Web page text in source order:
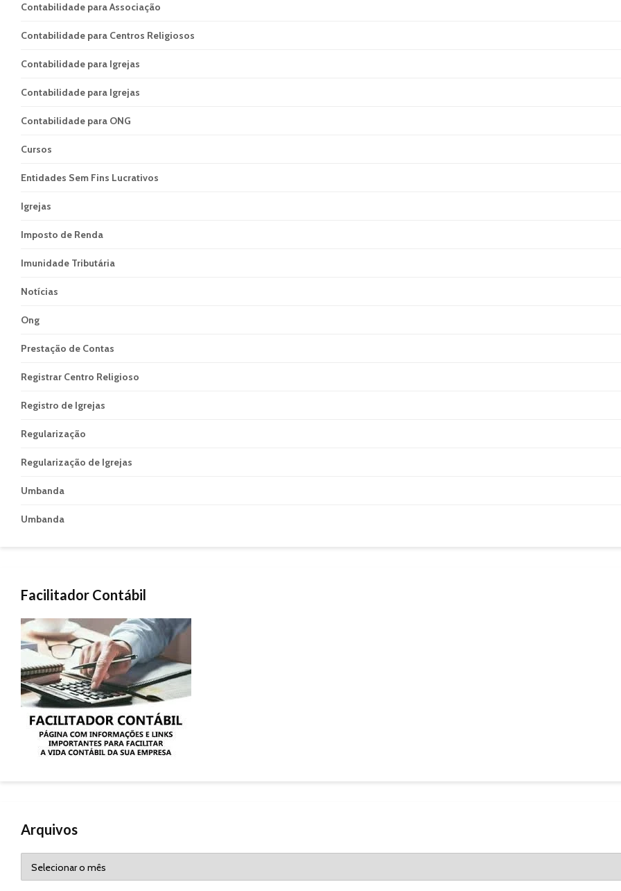
Contabilidade para Associação
Contabilidade para Centros Religiosos
Contabilidade para Igrejas
Contabilidade para Igrejas
Contabilidade para ONG
Cursos
Entidades Sem Fins Lucrativos
Igrejas
Imposto de Renda
Imunidade Tributária
Notícias
Ong
Prestação de Contas
Registrar Centro Religioso
Registro de Igrejas
Regularização
Regularização de Igrejas
Umbanda
Umbanda
Facilitador Contábil
Arquivos